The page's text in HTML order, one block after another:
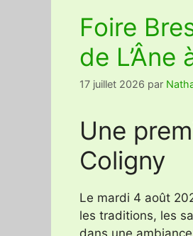
Foire
de
17 juillet 2026 par
Une
Coligny
Le mardi 4 août
les traditions, les
dans une